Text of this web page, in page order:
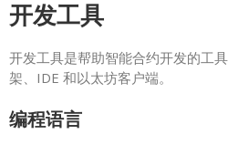
开发工具
开发工具是帮助智能合约开发的工
架、IDE 和以太坊客户端。
编程语言